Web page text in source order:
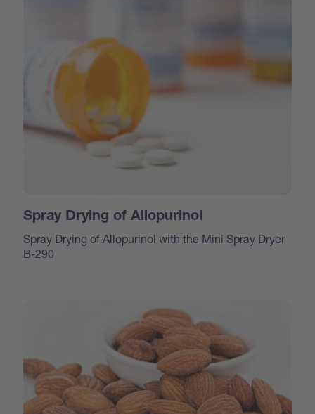
Spray Drying of Allopurinol
Spray Drying of Allopurinol with the Mini Spray Dryer
B-290